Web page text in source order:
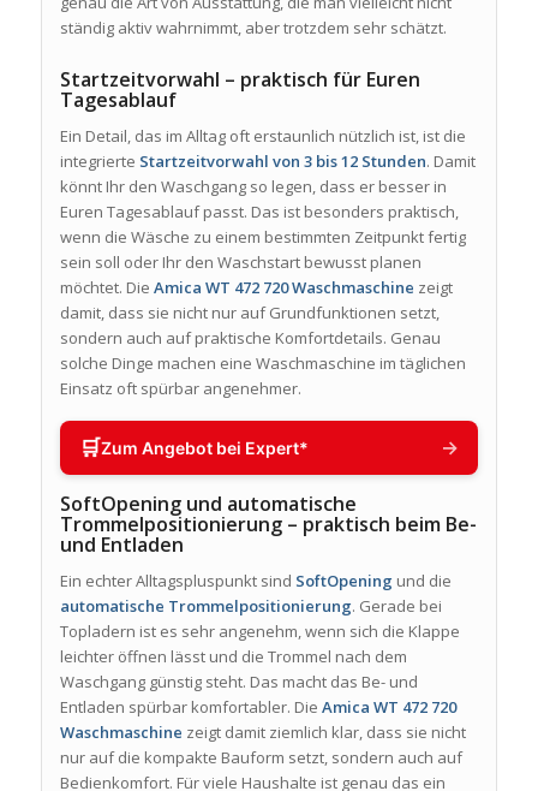
ständig aktiv wahrnimmt, aber trotzdem sehr schätzt.
Startzeitvorwahl – praktisch für Euren
Tagesablauf
Ein Detail, das im Alltag oft erstaunlich nützlich ist, ist die
integrierte Startzeitvorwahl von 3 bis 12 Stunden. Damit
könnt Ihr den Waschgang so legen, dass er besser in
Euren Tagesablauf passt. Das ist besonders praktisch,
wenn die Wäsche zu einem bestimmten Zeitpunkt fertig
sein soll oder Ihr den Waschstart bewusst planen
möchtet. Die Amica WT 472 720 Waschmaschine zeigt
damit, dass sie nicht nur auf Grundfunktionen setzt,
sondern auch auf praktische Komfortdetails. Genau
solche Dinge machen eine Waschmaschine im täglichen
Einsatz oft spürbar angenehmer.
🛒Zum Angebot bei Expert* →
SoftOpening und automatische
Trommelpositionierung – praktisch beim Be-
und Entladen
Ein echter Alltagspluspunkt sind SoftOpening und die
automatische Trommelpositionierung. Gerade bei
Topladern ist es sehr angenehm, wenn sich die Klappe
leichter öffnen lässt und die Trommel nach dem
Waschgang günstig steht. Das macht das Be- und
Entladen spürbar komfortabler. Die Amica WT 472 720
Waschmaschine zeigt damit ziemlich klar, dass sie nicht
nur auf die kompakte Bauform setzt, sondern auch auf
Bedienkomfort. Für viele Haushalte ist genau das ein